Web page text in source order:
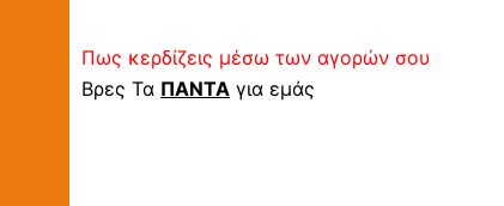
Πως κερδίζεις μέσω των αγορών σου
Βρες Τα ΠΑΝΤΑ για εμάς